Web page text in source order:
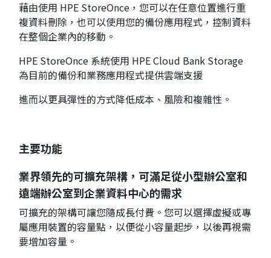
藉由使用 HPE StoreOnce，您可以在任意位置進行重
複資料刪除，也可以使用您的備份應用程式，控制資料
在整個企業內的移動。
HPE StoreOnce 系統使用 HPE Cloud Bank Storage
為目前的備份和業務應用程式提供雲端支援
進而以更具彈性的方式降低成本、風險和複雜性。
主要功能
業界領先的可擴充架構，可滿足從小型辦公室和
遠端辦公室到企業資料中心的需求
可擴充的架構可讓您隨成長付費。您可以選擇虛擬或專
屬應用裝置的容量點，以便從小容量起步，以後再視需
要增加容量。